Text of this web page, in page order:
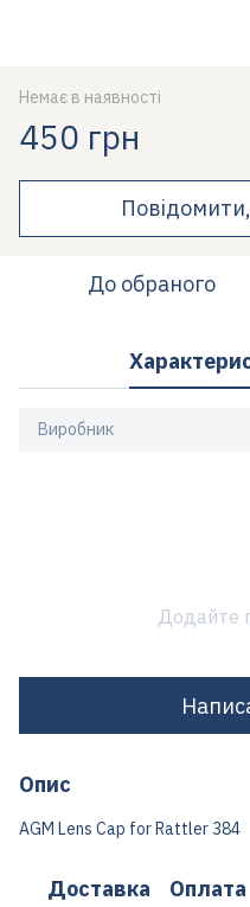
Немає в наявності
450 грн
До обраного
Виробник
Додайте
Опис
AGM Lens Cap for Rattler 384
Доставка Оплата